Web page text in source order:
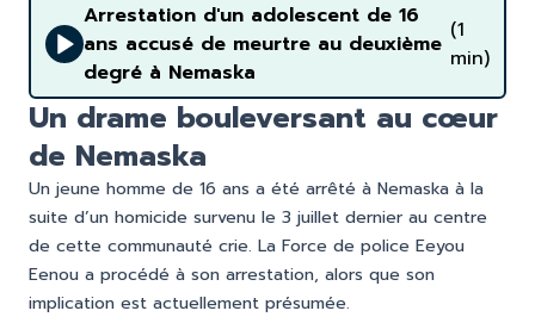
Arrestation d'un adolescent de 16
ans accusé de meurtre au deuxième
degré à Nemaska
(1
min)
Un drame bouleversant au cœur
de Nemaska
Un jeune homme de 16 ans a été arrêté à Nemaska à la
suite d’un homicide survenu le 3 juillet dernier au centre
de cette communauté crie. La Force de police Eeyou
Eenou a procédé à son arrestation, alors que son
implication est actuellement présumée.